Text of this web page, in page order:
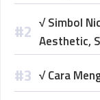
√ Simbol
Aesthetic,
√ Cara